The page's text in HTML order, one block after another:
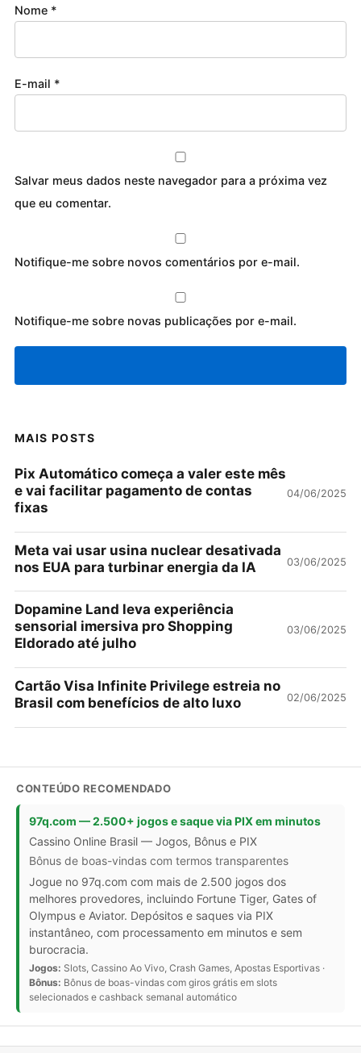
Nome *
E-mail *
Salvar meus dados neste navegador para a próxima vez
que eu comentar.
Notifique-me sobre novos comentários por e-mail.
Notifique-me sobre novas publicações por e-mail.
MAIS POSTS
Pix Automático começa a valer este mês
e vai facilitar pagamento de contas
fixas
04/06/2025
Meta vai usar usina nuclear desativada
nos EUA para turbinar energia da IA
03/06/2025
Dopamine Land leva experiência
sensorial imersiva pro Shopping
Eldorado até julho
03/06/2025
Cartão Visa Infinite Privilege estreia no
Brasil com benefícios de alto luxo
02/06/2025
CONTEÚDO RECOMENDADO
97q.com — 2.500+ jogos e saque via PIX em minutos
Cassino Online Brasil — Jogos, Bônus e PIX
Bônus de boas-vindas com termos transparentes
Jogue no 97q.com com mais de 2.500 jogos dos
melhores provedores, incluindo Fortune Tiger, Gates of
Olympus e Aviator. Depósitos e saques via PIX
instantâneo, com processamento em minutos e sem
burocracia.
Jogos: Slots, Cassino Ao Vivo, Crash Games, Apostas Esportivas ·
Bônus: Bônus de boas-vindas com giros grátis em slots
selecionados e cashback semanal automático